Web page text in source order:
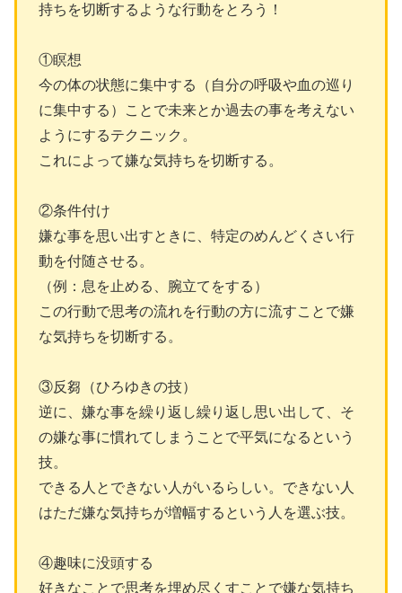
持ちを切断するような行動をとろう！
①瞑想
今の体の状態に集中する（自分の呼吸や血の巡り
に集中する）ことで未来とか過去の事を考えない
ようにするテクニック。
これによって嫌な気持ちを切断する。
②条件付け
嫌な事を思い出すときに、特定のめんどくさい行
動を付随させる。
（例：息を止める、腕立てをする）
この行動で思考の流れを行動の方に流すことで嫌
な気持ちを切断する。
③反芻（ひろゆきの技）
逆に、嫌な事を繰り返し繰り返し思い出して、そ
の嫌な事に慣れてしまうことで平気になるという
技。
できる人とできない人がいるらしい。できない人
はただ嫌な気持ちが増幅するという人を選ぶ技。
④趣味に没頭する
好きなことで思考を埋め尽くすことで嫌な気持ち